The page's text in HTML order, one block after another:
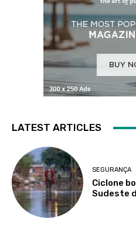
LATEST ARTICLES
SEGURANÇA
Ciclone
Sudeste